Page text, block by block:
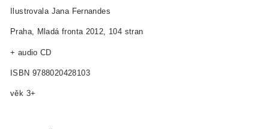
Ilustrovala Jana Fernandes
Praha, Mladá fronta 2012, 104 stran
+ audio CD
ISBN 978­80­204­2810­3
věk 3+